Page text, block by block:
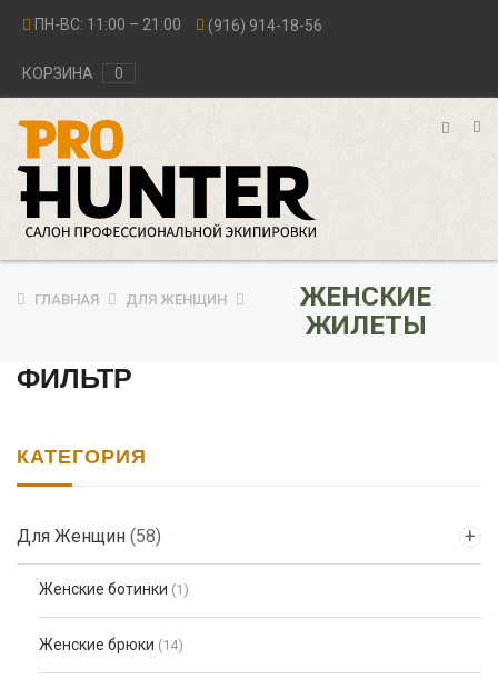
ПН-ВС: 11:00 – 21:00 (916) 914-18-56
КОРЗИНА 0
ГЛАВНАЯ ДЛЯ ЖЕНЩИН
ЖЕНСКИЕ
ЖИЛЕТЫ
ФИЛЬТР
КАТЕГОРИЯ
Для Женщин (58)
Женские ботинки (1)
Женские брюки (14)